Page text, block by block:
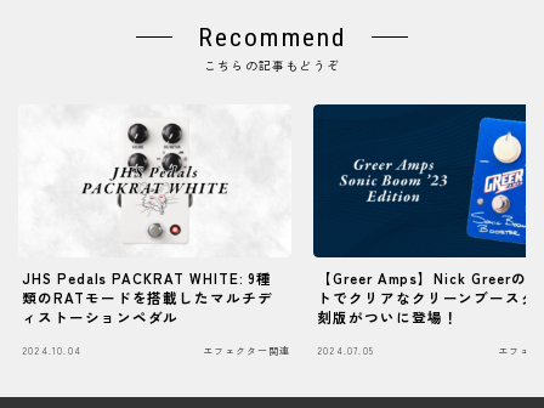
Recommend
こちらの記事もどうぞ
JHS Pedals PACKRAT WHITE: 9種
類のRATモードを搭載したマルチデ
ィストーションペダル
2024.10.04 エフェクター関連
【Greer Amps】Nick Greerの
トでクリアなクリーンブースタ
刻版がついに登場！
2024.07.05 エフェ